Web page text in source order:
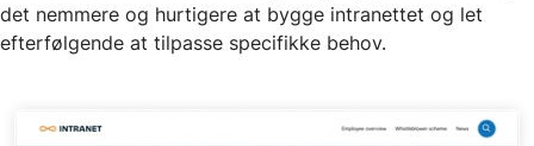
det nemmere og hurtigere at bygge intranettet og let
efterfølgende at tilpasse specifikke behov.